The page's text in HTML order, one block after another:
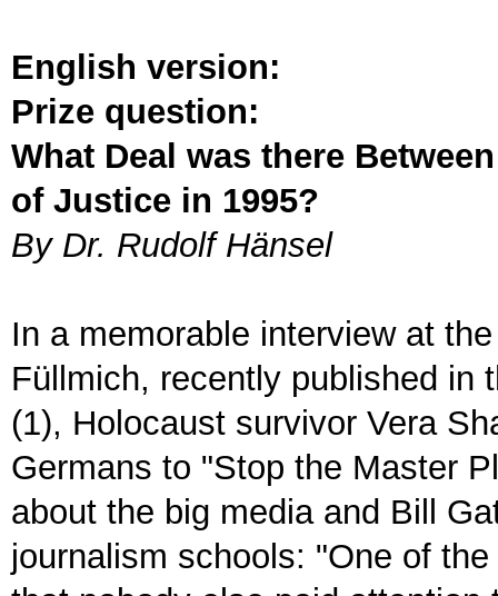
English version:
Prize question:
What Deal was there
of Justice in 1995?
By Dr. Rudolf Hänsel
In a memorable interview at
Füllmich, recently published in
(1), Holocaust survivor Vera
Germans to "Stop the Master
about the big media and Bill
journalism schools: "One of